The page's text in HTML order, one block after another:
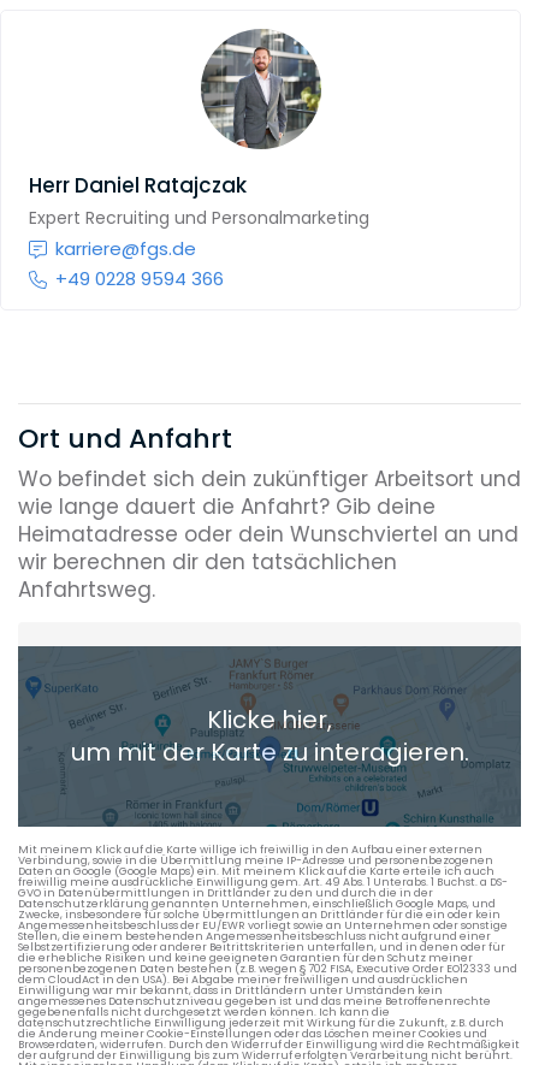
Herr Daniel Ratajczak
Expert Recruiting und Personalmarketing
karriere@fgs.de
+49 0228 9594 366
Ort und Anfahrt
Wo befindet sich dein zukünftiger Arbeitsort und
wie lange dauert die Anfahrt? Gib deine
Heimatadresse oder dein Wunschviertel an und
wir berechnen dir den tatsächlichen
Anfahrtsweg.
Heimatadresse oder Wunschort
+ Aktuellen Standort hinzufügen
Die berechneten Anreisezeiten basieren auf den
Verkehrsdaten eines typischen Dienstag morgens um 8:30.
Klicke hier,
um mit der Karte zu interagieren.
Mit meinem Klick auf die Karte willige ich freiwillig in den Aufbau einer externen
Verbindung, sowie in die Übermittlung meine IP-Adresse und personenbezogenen
Daten an Google (Google Maps) ein. Mit meinem Klick auf die Karte erteile ich auch
freiwillig meine ausdrückliche Einwilligung gem. Art. 49 Abs. 1 Unterabs. 1 Buchst. a DS-
GVO in Datenübermittlungen in Drittländer zu den und durch die in der
Datenschutzerklärung genannten Unternehmen, einschließlich Google Maps, und
Zwecke, insbesondere für solche Übermittlungen an Drittländer für die ein oder kein
Angemessenheitsbeschluss der EU/EWR vorliegt sowie an Unternehmen oder sonstige
Stellen, die einem bestehenden Angemessenheitsbeschluss nicht aufgrund einer
Selbstzertifizierung oder anderer Beitrittskriterien unterfallen, und in denen oder für
die erhebliche Risiken und keine geeigneten Garantien für den Schutz meiner
personenbezogenen Daten bestehen (z.B. wegen § 702 FISA, Executive Order EO12333 und
dem CloudAct in den USA). Bei Abgabe meiner freiwilligen und ausdrücklichen
Einwilligung war mir bekannt, dass in Drittländern unter Umständen kein
angemessenes Datenschutzniveau gegeben ist und das meine Betroffenenrechte
gegebenenfalls nicht durchgesetzt werden können. Ich kann die
datenschutzrechtliche Einwilligung jederzeit mit Wirkung für die Zukunft, z.B. durch
die Änderung meiner Cookie-Einstellungen oder das Löschen meiner Cookies und
Browserdaten, widerrufen. Durch den Widerruf der Einwilligung wird die Rechtmäßigkeit
der aufgrund der Einwilligung bis zum Widerruf erfolgten Verarbeitung nicht berührt.